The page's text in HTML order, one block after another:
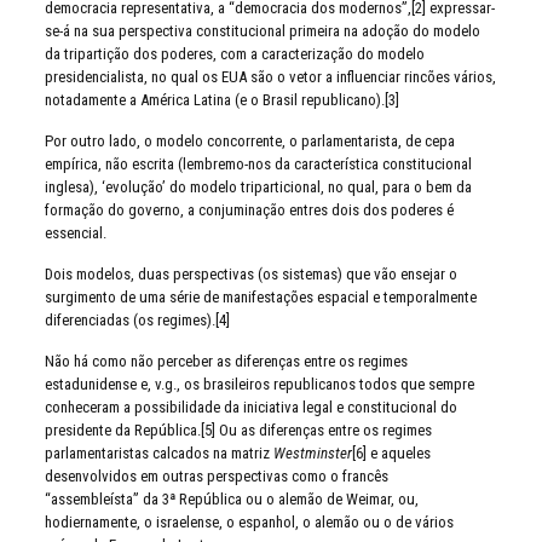
democracia representativa, a “democracia dos modernos”,[2] expressar-
se-á na sua perspectiva constitucional primeira na adoção do modelo
da tripartição dos poderes, com a caracterização do modelo
presidencialista, no qual os EUA são o vetor a influenciar rincões vários,
notadamente a América Latina (e o Brasil republicano).[3]
Por outro lado, o modelo concorrente, o parlamentarista, de cepa
empírica, não escrita (lembremo-nos da característica constitucional
inglesa), ‘evolução’ do modelo triparticional, no qual, para o bem da
formação do governo, a conjuminação entres dois dos poderes é
essencial.
Dois modelos, duas perspectivas (os sistemas) que vão ensejar o
surgimento de uma série de manifestações espacial e temporalmente
diferenciadas (os regimes).[4]
Não há como não perceber as diferenças entre os regimes
estadunidense e, v.g., os brasileiros republicanos todos que sempre
conheceram a possibilidade da iniciativa legal e constitucional do
presidente da República.[5] Ou as diferenças entre os regimes
parlamentaristas calcados na matriz Westminster[6] e aqueles
desenvolvidos em outras perspectivas como o francês
“assembleísta” da 3ª República ou o alemão de Weimar, ou,
hodiernamente, o israelense, o espanhol, o alemão ou o de vários